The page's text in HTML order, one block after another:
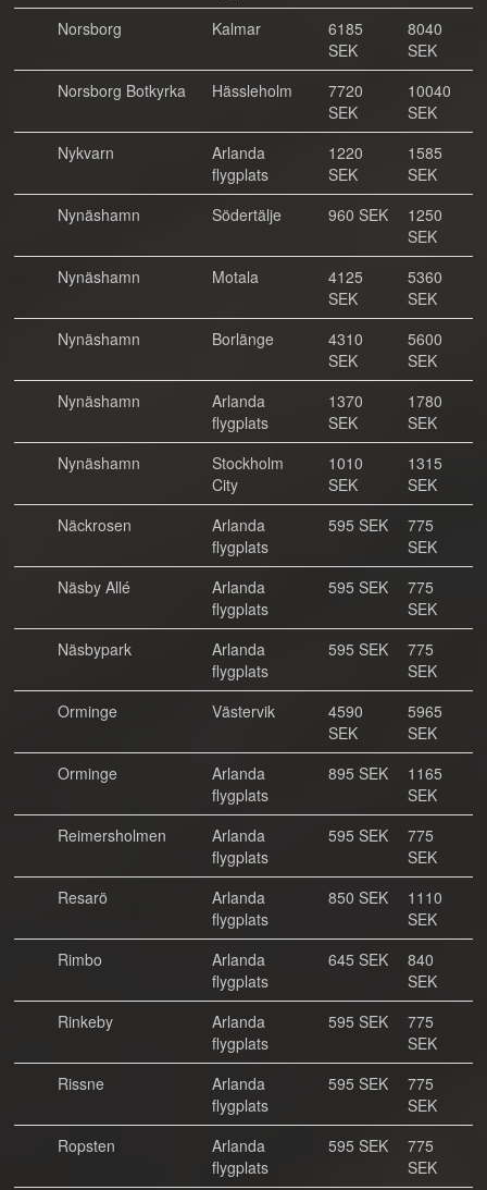
Norsborg
Kalmar
6185
SEK
8040
SEK
Norsborg Botkyrka
Hässleholm
7720
SEK
10040
SEK
Nykvarn
Arlanda
flygplats
1220
SEK
1585
SEK
Nynäshamn
Södertälje 960 SEK
1250
SEK
Nynäshamn
Motala
4125
SEK
5360
SEK
Nynäshamn
Borlänge
4310
SEK
5600
SEK
Nynäshamn
Arlanda
flygplats
1370
SEK
1780
SEK
Nynäshamn
Stockholm
City
1010
SEK
1315
SEK
Näckrosen
Arlanda
flygplats
595 SEK
775
SEK
Näsby Allé
Arlanda
flygplats
595 SEK
775
SEK
Näsbypark
Arlanda
flygplats
595 SEK
775
SEK
Orminge
Västervik
4590
SEK
5965
SEK
Orminge
Arlanda
flygplats
895 SEK
1165
SEK
Reimersholmen
Arlanda
flygplats
595 SEK
775
SEK
Resarö
Arlanda
flygplats
850 SEK
1110
SEK
Rimbo
Arlanda
flygplats
645 SEK
840
SEK
Rinkeby
Arlanda
flygplats
595 SEK
775
SEK
Rissne
Arlanda
flygplats
595 SEK
775
SEK
Ropsten
Arlanda
flygplats
595 SEK
775
SEK